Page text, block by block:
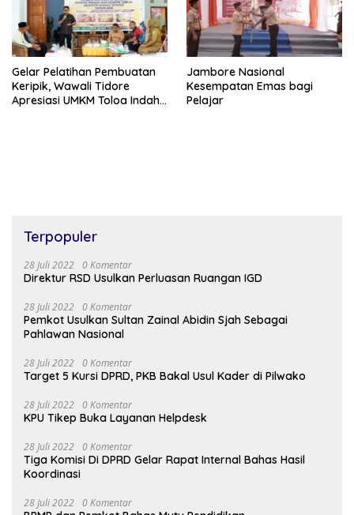
Gelar Pelatihan Pembuatan
Keripik, Wawali Tidore
Apresiasi UMKM Toloa Indah
Jambore Nasional
Kesempatan Emas bagi
Pelajar
Terpopuler
28 Juli 2022 0 Komentar
Direktur RSD Usulkan Perluasan Ruangan IGD
28 Juli 2022 0 Komentar
Pemkot Usulkan Sultan Zainal Abidin Sjah Sebagai
Pahlawan Nasional
28 Juli 2022 0 Komentar
Target 5 Kursi DPRD, PKB Bakal Usul Kader di Pilwako
28 Juli 2022 0 Komentar
KPU Tikep Buka Layanan Helpdesk
28 Juli 2022 0 Komentar
Tiga Komisi Di DPRD Gelar Rapat Internal Bahas Hasil
Koordinasi
28 Juli 2022 0 Komentar